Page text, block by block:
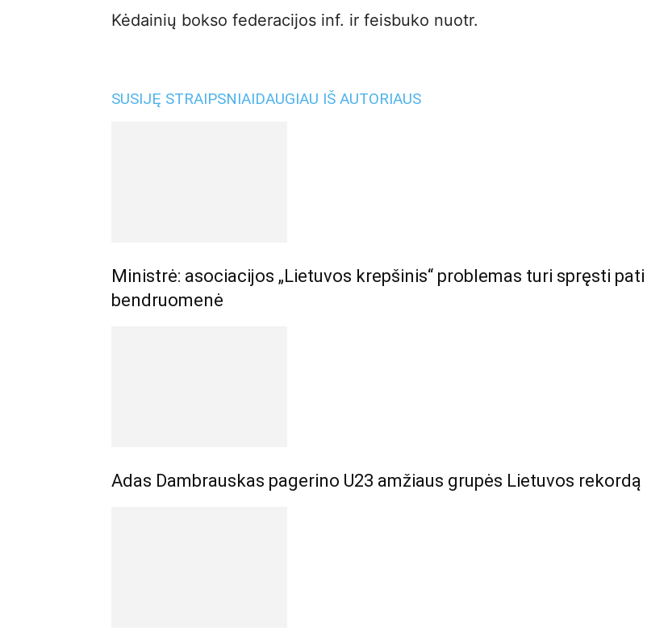
Kėdainių bokso federacijos inf. ir feisbuko nuotr.
SUSIJĘ STRAIPSNIAIDAUGIAU IŠ AUTORIAUS
Ministrė: asociacijos „Lietuvos krepšinis“ problemas turi spręsti pati
bendruomenė
Adas Dambrauskas pagerino U23 amžiaus grupės Lietuvos rekordą